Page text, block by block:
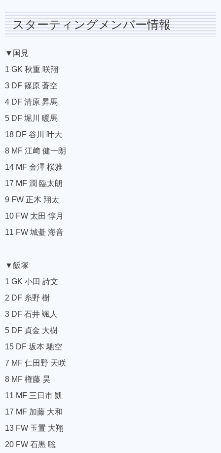
スターティングメンバー情報
▼国見
1 GK 秋重 咲翔
3 DF 篠原 蒼空
4 DF 清原 昇馬
5 DF 堀川 暖馬
18 DF 谷川 叶大
8 MF 江﨑 健一朗
14 MF 金澤 桜雅
17 MF 潤 臨太朗
9 FW 正木 翔太
10 FW 太田 惇月
11 FW 城䑓 海音
▼飯塚
1 GK 小田 詩文
2 DF 糸野 樹
3 DF 石井 颯人
5 DF 貞金 大樹
15 DF 坂本 馳空
7 MF 仁田野 天咲
8 MF 権藤 昊
11 MF 三日市 凱
17 MF 加藤 大和
13 FW 玉置 大翔
20 FW 石黒 聡